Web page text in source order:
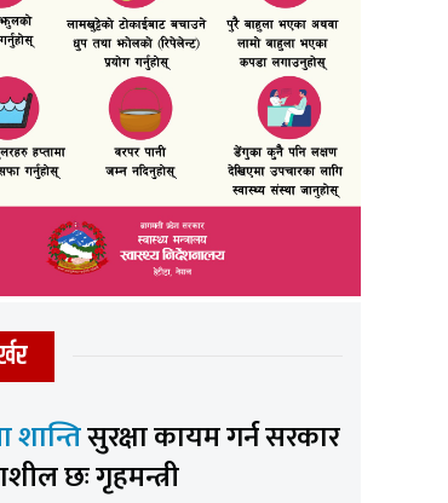
शान्तिसुरक्षा कायम गर्न सरकार
छः गृहमन्त्री